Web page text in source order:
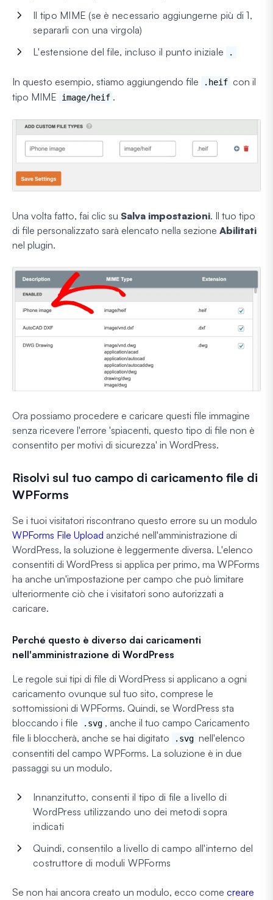
Il tipo MIME (se è necessario aggiungerne più di 1,
separarli con una virgola)
L'estensione del file, incluso il punto iniziale
.
In questo esempio, stiamo aggiungendo file .heif con il
tipo MIME
image/heif .
Una volta fatto, fai clic su Salva impostazioni. Il tuo tipo
di file personalizzato sarà elencato nella sezione Abilitati
nel plugin.
Ora possiamo procedere e caricare questi file immagine
senza ricevere l'errore 'spiacenti, questo tipo di file non è
consentito per motivi di sicurezza' in WordPress.
Risolvi sul tuo campo di caricamento file di
WPForms
Se i tuoi visitatori riscontrano questo errore su un modulo
WPForms File Upload anziché nell'amministrazione di
WordPress, la soluzione è leggermente diversa. L'elenco
consentiti di WordPress si applica per primo, ma WPForms
ha anche un'impostazione per campo che può limitare
ulteriormente ciò che i visitatori sono autorizzati a
caricare.
Perché questo è diverso dai caricamenti
nell'amministrazione di WordPress
Le regole sui tipi di file di WordPress si applicano a ogni
caricamento ovunque sul tuo sito, comprese le
sottomissioni di WPForms. Quindi, se WordPress sta
bloccando i file
.svg , anche il tuo campo Caricamento
file li bloccherà, anche se hai digitato
.svg nell'elenco
consentiti del campo WPForms. La soluzione è in due
passaggi su un modulo.
Innanzitutto, consenti il tipo di file a livello di
WordPress utilizzando uno dei metodi sopra
indicati
Quindi, consentilo a livello di campo all'interno del
costruttore di moduli WPForms
Se non hai ancora creato un modulo, ecco come creare